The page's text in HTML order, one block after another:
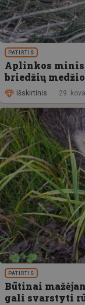
PATIRTIS
Aplinkos
briedžių
Išskirtinis 29.
PATIRTIS
Būtinai
gali svarstyti